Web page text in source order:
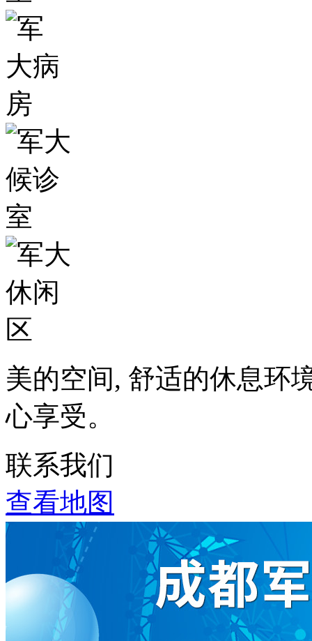
美的空间, 舒适的休息环
心享受。
联系我们
查看地图